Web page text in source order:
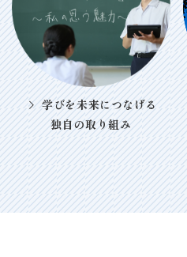
学びを未来につなげる
独自の取り組み